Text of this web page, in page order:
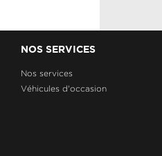
NOS SERVICES
Nos services
Véhicules d'occasion